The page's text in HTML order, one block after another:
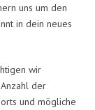
uns um den
in dein neues
wir
der
und mögliche